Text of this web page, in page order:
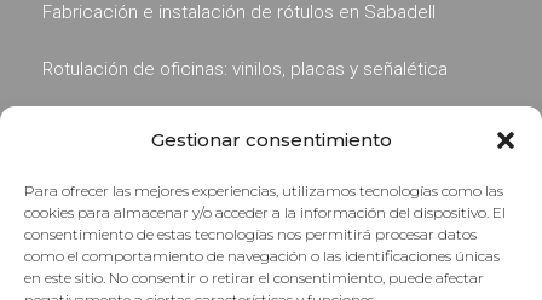
Gestionar consentimiento
Para ofrecer las mejores experiencias, utilizamos tecnologías como las
cookies para almacenar y/o acceder a la información del dispositivo. El
consentimiento de estas tecnologías nos permitirá procesar datos
como el comportamiento de navegación o las identificaciones únicas
en este sitio. No consentir o retirar el consentimiento, puede afectar
Fabricación e instalación de rótulos en Sabadell
Rotulación de oficinas: vinilos, placas y señalética